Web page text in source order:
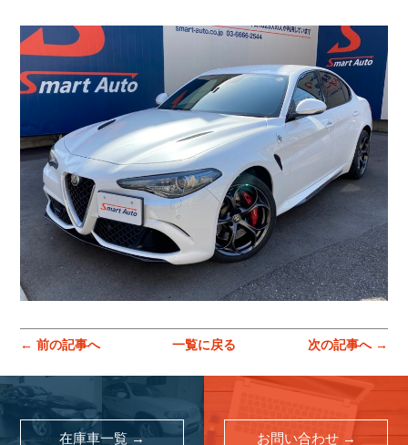
← 前の記事へ 一覧に戻る 次の記事へ →
在庫車一覧 → お問い合わせ →
コーポレートサイトはこちら